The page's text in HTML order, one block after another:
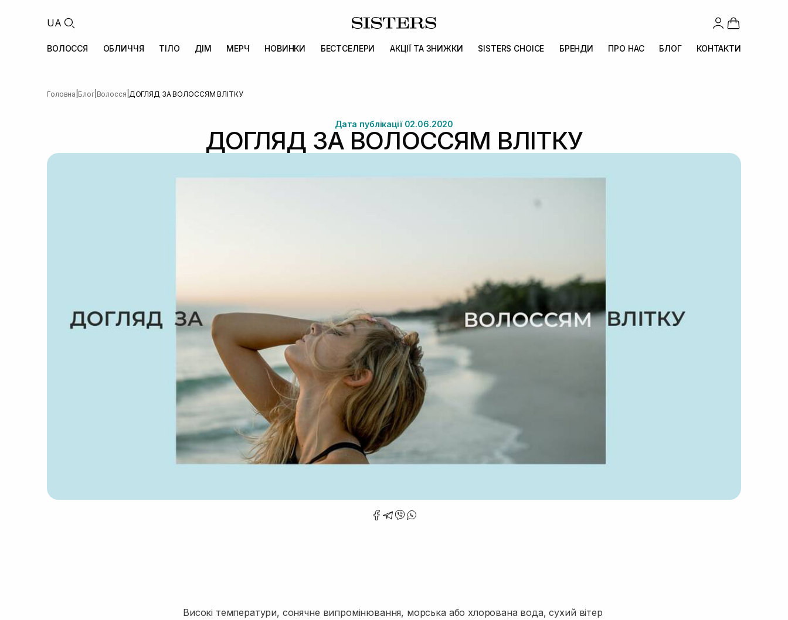
UA
ВОЛОССЯ ОБЛИЧЧЯ ТІЛО ДІМ МЕРЧ НОВИНКИ БЕСТСЕЛЕРИ АКЦІЇ ТА ЗНИЖКИ SISTERS CHOICE БРЕНДИ ПРО НАС БЛОГ КОНТАКТИ
Головна Блог| Волосся ДОГЛЯД ЗА ВОЛОССЯМ ВЛІТКУ
Дата публікації 02.06.2020
ДОГЛЯД ЗА ВОЛОССЯМ ВЛІТКУ
Високі температури, сонячне випромінювання, морська або хлорована вода, сухий вітер